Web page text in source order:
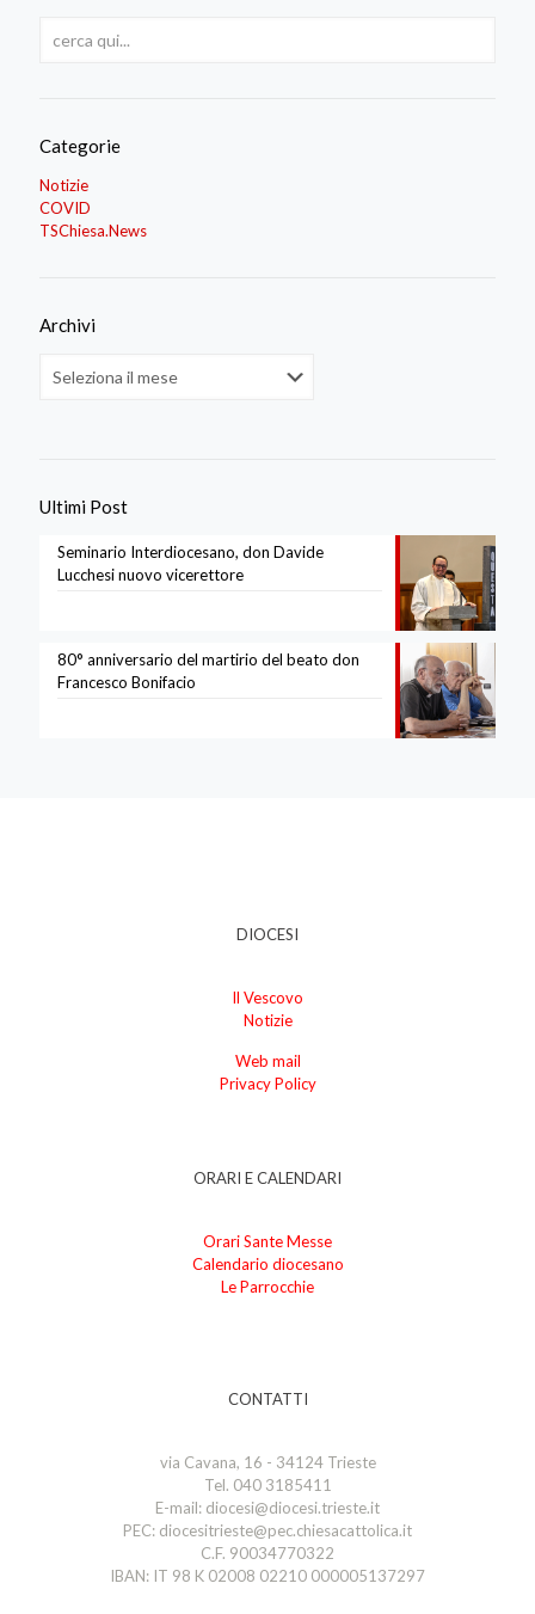
Categorie
Notizie
COVID
TSChiesa.News
Archivi
Ultimi Post
Seminario Interdiocesano, don Davide
Lucchesi nuovo vicerettore
80° anniversario del martirio del beato don
Francesco Bonifacio
DIOCESI
Il Vescovo
Notizie
Web mail
Privacy Policy
ORARI E CALENDARI
Orari Sante Messe
Calendario diocesano
Le Parrocchie
CONTATTI
via Cavana, 16 - 34124 Trieste
Tel. 040 3185411
E-mail: diocesi@diocesi.trieste.it
PEC: diocesitrieste@pec.chiesacattolica.it
C.F. 90034770322
IBAN: IT 98 K 02008 02210 000005137297